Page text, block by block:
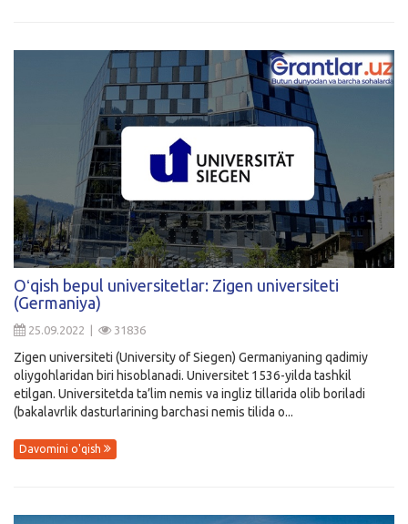
Oʻqish bepul universitetlar: Zigen universiteti
(Germaniya)
25.09.2022 | 31836
Zigen universiteti (University of Siegen) Germaniyaning qadimiy
oliygohlaridan biri hisoblanadi. Universitet 1536-yilda tashkil
etilgan. Universitetda ta’lim nemis va ingliz tillarida olib boriladi
(bakalavrlik dasturlarining barchasi nemis tilida o...
Davomini o'qish